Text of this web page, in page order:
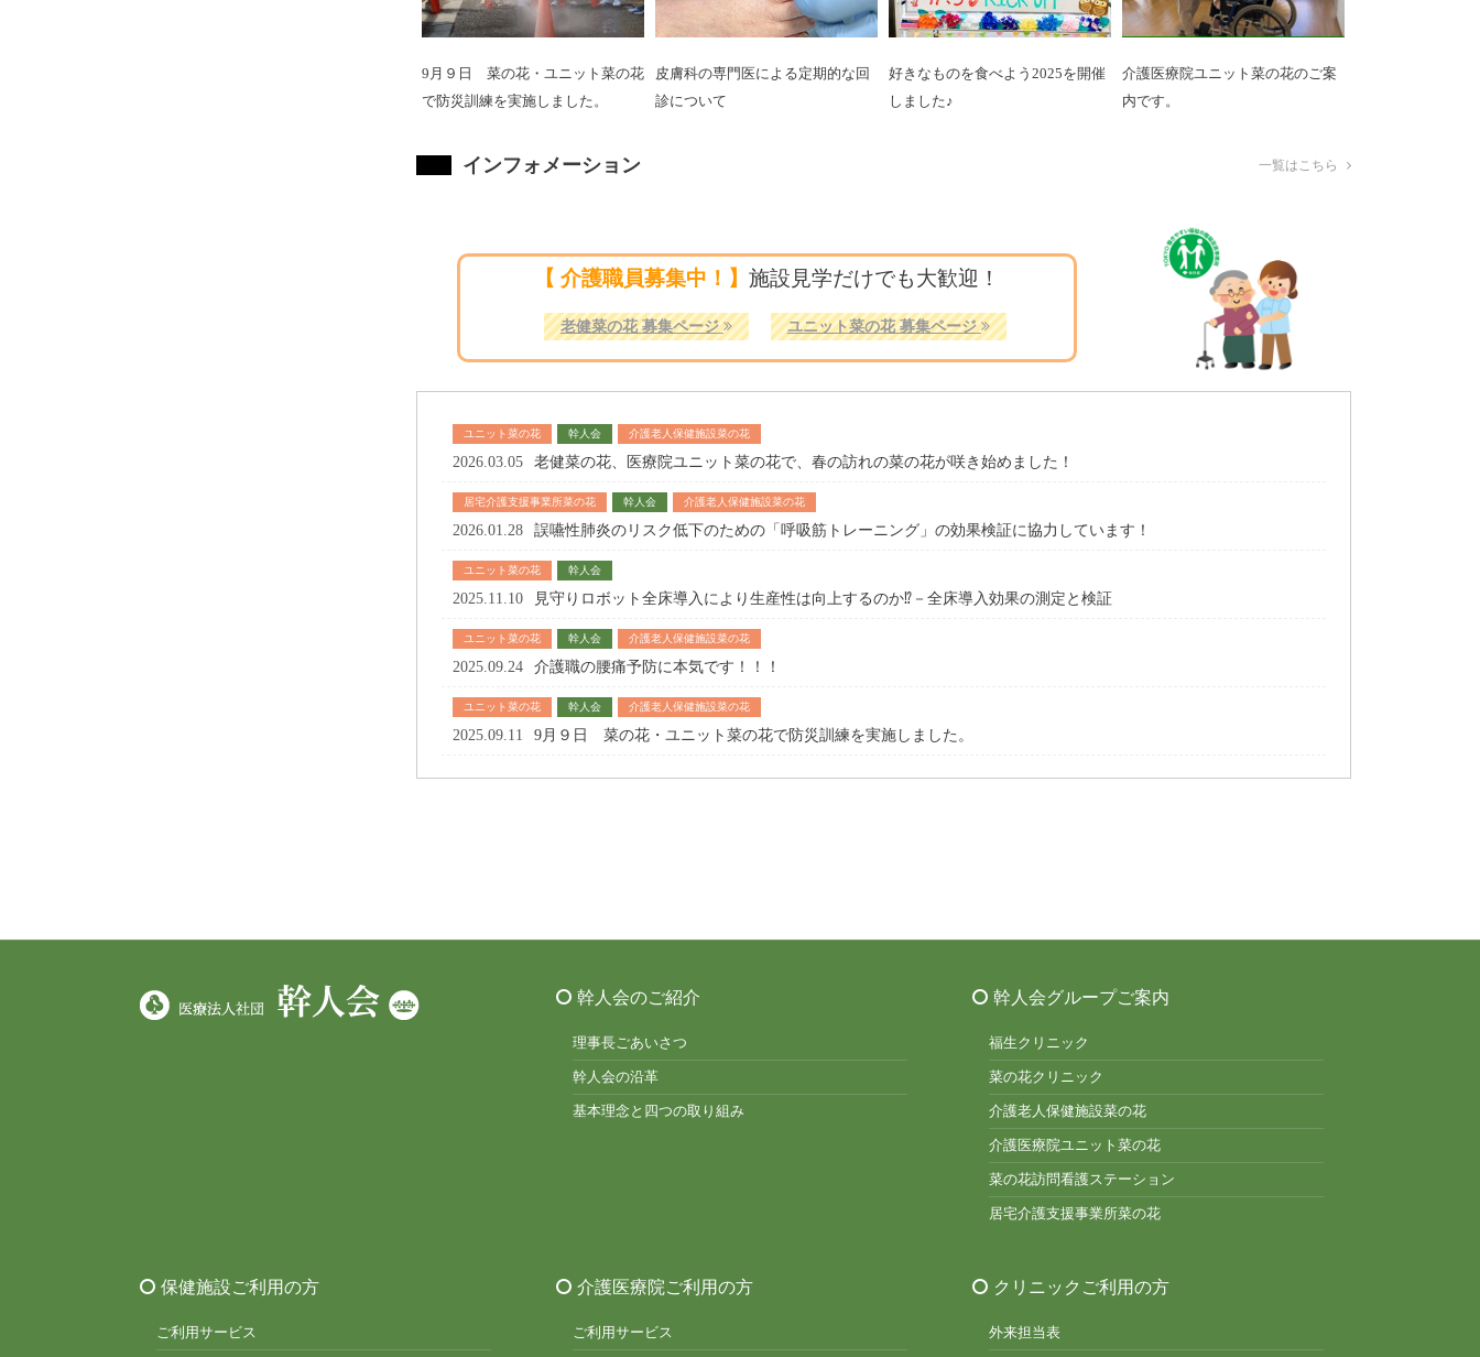
9月９日 菜の花・ユニット菜の花
で防災訓練を実施しました。
皮膚科の専門医による定期的な回
診について
好きなものを食べよう2025を開催
しました♪
介護医療院ユニット菜の花のご案
内です。
インフォメーション 一覧はこちら
【 介護職員募集中！】 施設見学だけでも大歓迎！
老健菜の花 募集ページ ユニット菜の花 募集ページ
ユニット菜の花 幹人会 介護老人保健施設菜の花
2026.03.05 老健菜の花、医療院ユニット菜の花で、春の訪れの菜の花が咲き始めました！
居宅介護支援事業所菜の花 幹人会 介護老人保健施設菜の花
2026.01.28 誤嚥性肺炎のリスク低下のための「呼吸筋トレーニング」の効果検証に協力しています！
ユニット菜の花 幹人会
2025.11.10 見守りロボット全床導入により生産性は向上するのか⁉－全床導入効果の測定と検証
ユニット菜の花 幹人会 介護老人保健施設菜の花
2025.09.24 介護職の腰痛予防に本気です！！！
ユニット菜の花 幹人会 介護老人保健施設菜の花
2025.09.11 9月９日 菜の花・ユニット菜の花で防災訓練を実施しました。
幹人会のご紹介
理事長ごあいさつ
幹人会の沿革
基本理念と四つの取り組み
幹人会グループご案内
福生クリニック
菜の花クリニック
介護老人保健施設菜の花
介護医療院ユニット菜の花
菜の花訪問看護ステーション
居宅介護支援事業所菜の花
保健施設ご利用の方
ご利用サービス
介護医療院ご利用の方
ご利用サービス
クリニックご利用の方
外来担当表